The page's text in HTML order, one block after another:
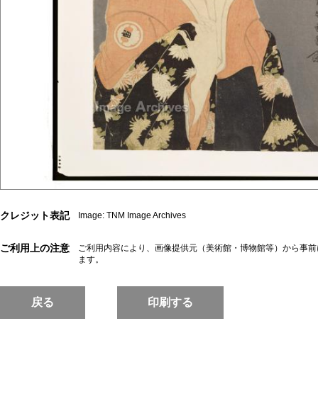
クレジット表記 Image: TNM Image Archives
ご利用上の注意
ご利用内容により、画像提供元（美術館・博物館等）から事
ます。
戻る 印刷する